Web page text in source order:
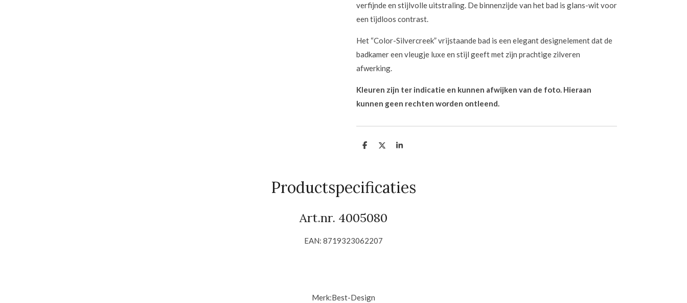
verfijnde en stijlvolle uitstraling. De binnenzijde van het bad is glans-wit voor
een tijdloos contrast.
Het “Color-Silvercreek” vrijstaande bad is een elegant designelement dat de
badkamer een vleugje luxe en stijl geeft met zijn prachtige zilveren
afwerking.
Kleuren zijn ter indicatie en kunnen afwijken van de foto. Hieraan
kunnen geen rechten worden ontleend.
D
D
S
Productspecificaties
Art.nr. 4005080
EAN: 8719323062207
Merk:Best-Design